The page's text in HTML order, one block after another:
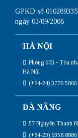
GPKD số
ngày 03/09/2008
HÀ NỘI
Phòng 603 - Tòa
Hà Nội
(+84-24) 3776
ĐÀ NẴNG
57 Nguyễn Thanh
(+84-23) 6358